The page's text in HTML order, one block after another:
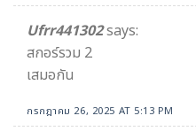
Ufrr441302says:
สกอร์รวม 2
เสมอกัน
กรกฎาคม 26, 2025 AT 5:13 PM